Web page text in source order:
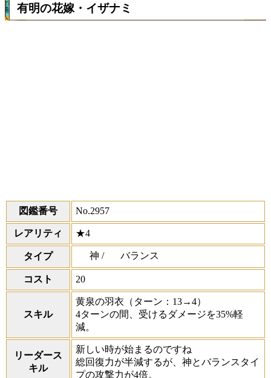
有明の花嫁・イザナミ
図鑑番号 No.2957
レアリティ ★4
タイプ 神 / バランス
コスト 20
スキル
黄泉の羽衣 （ターン：13→4）
4ターンの間、受けるダメージを35%軽
減。
リーダース
キル
新しい時が始まるのですね
総回復力が半減するが、神とバランスタイ
プの攻撃力が4倍。